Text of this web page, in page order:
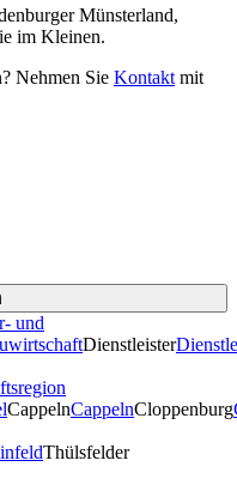
Münsterland,
im Kleinen.
Nehmen Sie Kontakt mit
und
Dienstleister
CappelnCappelnCloppenburg
Thülsfelder